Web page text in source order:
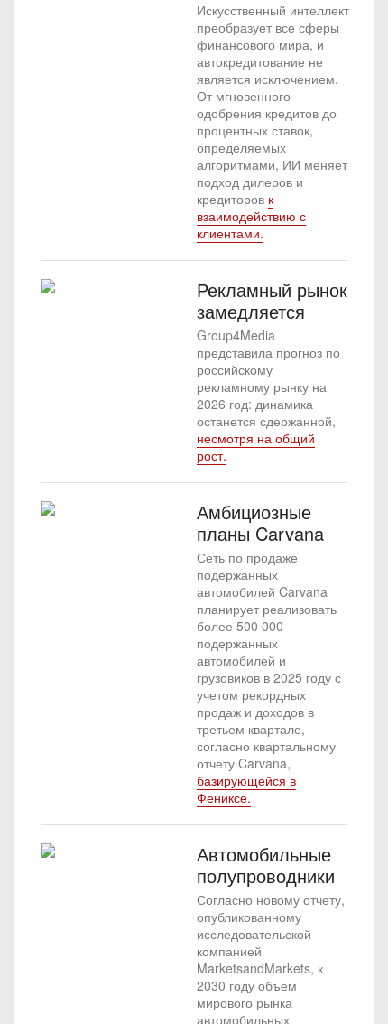
Искусственный интеллект
преобразует все сферы
финансового мира, и
автокредитование не
является исключением.
От мгновенного
одобрения кредитов до
процентных ставок,
определяемых
алгоритмами, ИИ меняет
подход дилеров и
кредиторов к
взаимодействию с
клиентами.
Рекламный рынок
замедляется
Group4Media
представила прогноз по
российскому
рекламному рынку на
2026 год: динамика
останется сдержанной,
несмотря на общий
рост.
Амбициозные
планы Carvana
Сеть по продаже
подержанных
автомобилей Carvana
планирует реализовать
более 500 000
подержанных
автомобилей и
грузовиков в 2025 году с
учетом рекордных
продаж и доходов в
третьем квартале,
согласно квартальному
отчету Carvana,
базирующейся в
Фениксе.
Автомобильные
полупроводники
Согласно новому отчету,
опубликованному
исследовательской
компанией
MarketsandMarkets, к
2030 году объем
мирового рынка
автомобильных